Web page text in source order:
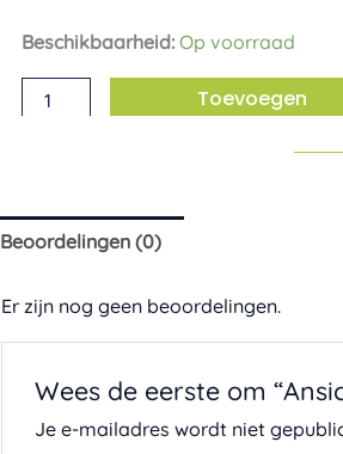
Beschikbaarheid: Op voorraad
Ansichtkaart
'Hondje
Toevoegen
Beoordelingen (0)
Er zijn nog geen beoordelingen.
Wees de eerste om
Je e-mailadres wordt niet